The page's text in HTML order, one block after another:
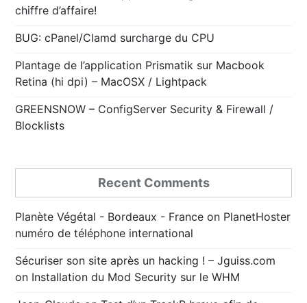
chiffre d’affaire!
BUG: cPanel/Clamd surcharge du CPU
Plantage de l’application Prismatik sur Macbook
Retina (hi dpi) – MacOSX / Lightpack
GREENSNOW – ConfigServer Security & Firewall /
Blocklists
Recent Comments
Planète Végétal - Bordeaux - France on PlanetHoster
numéro de téléphone international
Sécuriser son site après un hacking ! – Jguiss.com
on Installation du Mod Security sur le WHM